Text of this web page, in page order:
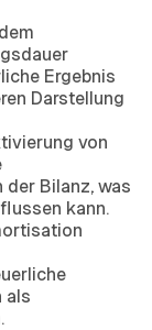
Ergebnis
Darstellung
von
Bilanz, was
kann.
als